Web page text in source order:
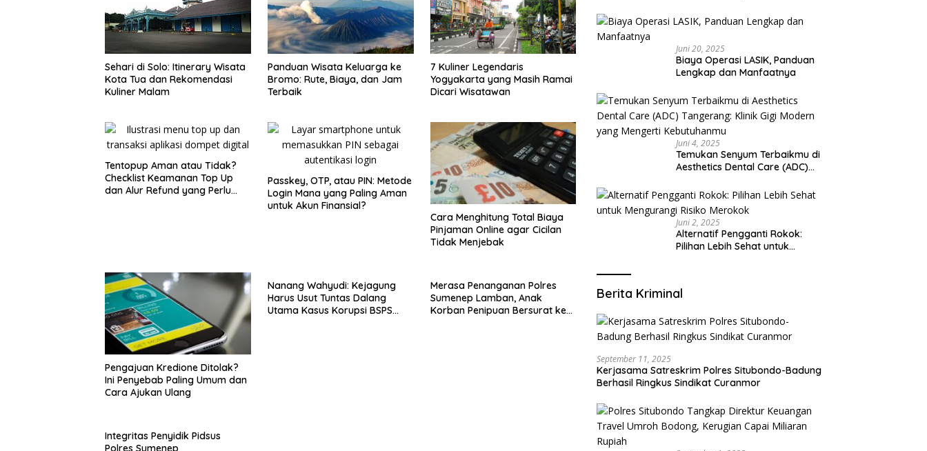
Sehari di Solo: Itinerary Wisata
Kota Tua dan Rekomendasi
Kuliner Malam
Panduan Wisata Keluarga ke
Bromo: Rute, Biaya, dan Jam
Terbaik
7 Kuliner Legendaris
Yogyakarta yang Masih Ramai
Dicari Wisatawan
Tentopup Aman atau Tidak?
Checklist Keamanan Top Up
dan Alur Refund yang Perlu
Passkey, OTP, atau PIN: Metode
Login Mana yang Paling Aman
untuk Akun Finansial?
Cara Menghitung Total Biaya
Pinjaman Online agar Cicilan
Tidak Menjebak
Pengajuan Kredione Ditolak?
Ini Penyebab Paling Umum dan
Cara Ajukan Ulang
Nanang Wahyudi: Kejagung
Harus Usut Tuntas Dalang
Utama Kasus Korupsi BSPS
Merasa Penanganan Polres
Sumenep Lamban, Anak
Korban Penipuan Bersurat ke
Integritas Penyidik Pidsus
Polres Sumenep
Bangsalsari
Juni 20, 2025
Biaya Operasi LASIK, Panduan
Lengkap dan Manfaatnya
Juni 4, 2025
Temukan Senyum Terbaikmu di
Aesthetics Dental Care (ADC)
yang Mengerti Kebutuhanmu
Juni 2, 2025
Alternatif Pengganti Rokok:
Pilihan Lebih Sehat untuk
Berita Kriminal
September 11, 2025
Kerjasama Satreskrim Polres Situbondo-Badung
Berhasil Ringkus Sindikat Curanmor